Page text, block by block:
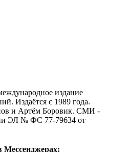
издание
Издаётся с 1989 года.
и Артём Боровик. CМИ -
ЭЛ № ФС 77-79634 от
Мессенджерах: